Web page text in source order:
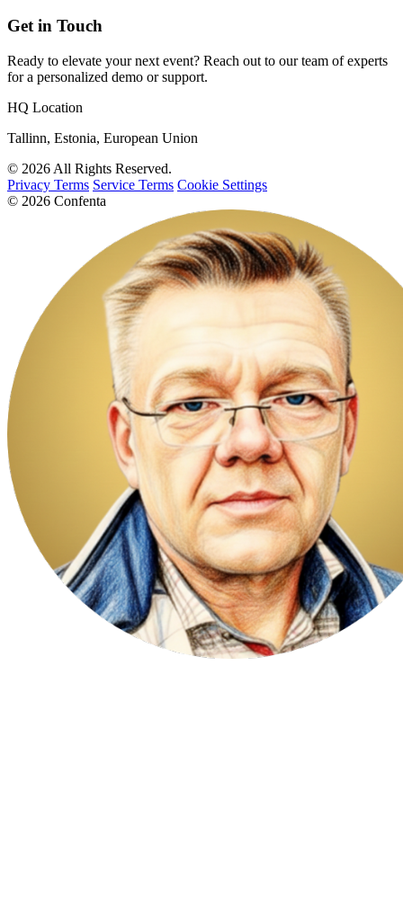
Get in Touch
Ready to elevate your next event? Reach out to our team of experts
for a personalized demo or support.
HQ Location
Tallinn, Estonia, European Union
© 2026 All Rights Reserved.
Privacy Terms Service Terms Cookie Settings
© 2026 Confenta